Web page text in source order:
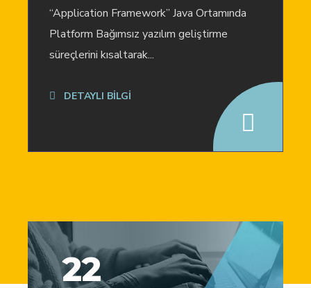
“Application Framework” Java Ortamında
Platform Bağımsız yazılım geliştirme
süreçlerini kısaltarak...
DETAYLI BİLGİ
22